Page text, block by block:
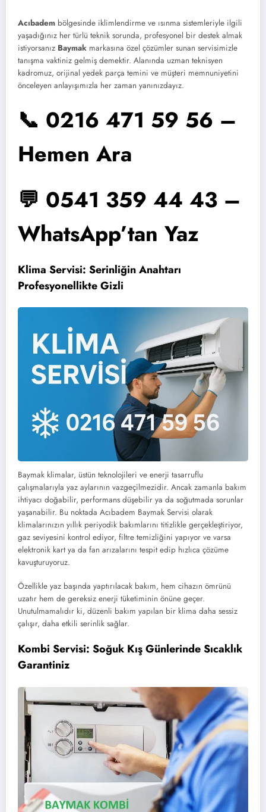
Acıbadem bölgesinde iklimlendirme ve ısınma sistemleriyle ilgili
yaşadığınız her türlü teknik sorunda, profesyonel bir destek almak
istiyorsanız Baymak markasına özel çözümler sunan servisimizle
tanışma vaktiniz gelmiş demektir. Alanında uzman teknisyen
kadromuz, orijinal yedek parça temini ve müşteri memnuniyetini
önceleyen anlayışımızla her zaman yanınızdayız.
📞 0216 471 59 56 –
Hemen Ara
💬 0541 359 44 43 –
WhatsApp’tan Yaz
Klima Servisi: Serinliğin Anahtarı
Profesyonellikte Gizli
Baymak klimalar, üstün teknolojileri ve enerji tasarruflu
çalışmalarıyla yaz aylarının vazgeçilmezidir. Ancak zamanla bakım
ihtiyacı doğabilir, performans düşebilir ya da soğutmada sorunlar
yaşanabilir. Bu noktada Acıbadem Baymak Servisi olarak
klimalarınızın yıllık periyodik bakımlarını titizlikle gerçekleştiriyor,
gaz seviyesini kontrol ediyor, filtre temizliğini yapıyor ve varsa
elektronik kart ya da fan arızalarını tespit edip hızlıca çözüme
kavuşturuyoruz.
Özellikle yaz başında yaptırılacak bakım, hem cihazın ömrünü
uzatır hem de gereksiz enerji tüketiminin önüne geçer.
Unutulmamalıdır ki, düzenli bakım yapılan bir klima daha sessiz
çalışır, daha etkili serinlik sağlar.
Kombi Servisi: Soğuk Kış Günlerinde Sıcaklık
Garantiniz